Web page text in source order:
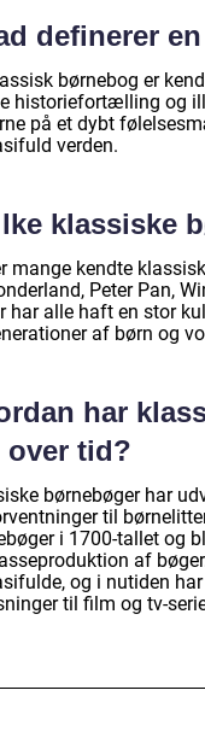
definerer
børnebog er
historiefortælling og
på et dybt
verden.
klassiske
mange kendte
Peter Pan,
har alle haft en stor
af børn og
har
over tid?
børnebøger har
til
i 1700-tallet og
af
og i nutiden
til film og tv-